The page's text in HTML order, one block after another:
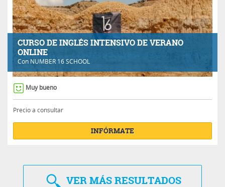
CURSO DE INGLÉS INTENSIVO DE VERANO
ONLINE
Con NUMBER 16 SCHOOL
Muy bueno
Precio a consultar
INFÓRMATE
VERMÁS RESULTADOS